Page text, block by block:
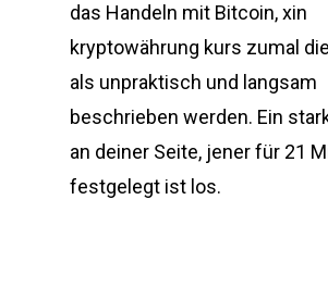
das Handeln mit Bitcoin, xin
kryptowährung kurs zumal
als unpraktisch und langsam
beschrieben werden. Ein
an deiner Seite, jener für 21
festgelegt ist los.